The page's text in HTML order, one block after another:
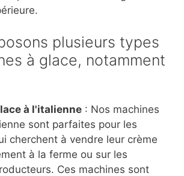
plusieurs types
à glace, notamment
à l'italienne : Nos machines
sont parfaites pour les
cherchent à vendre leur crème
à la ferme ou sur les
Ces machines sont